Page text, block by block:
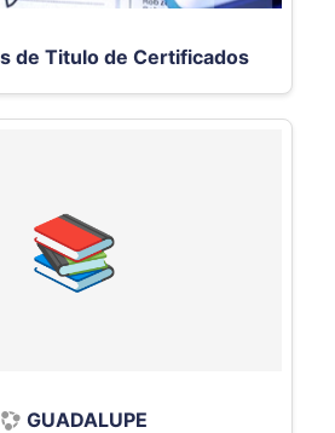
de Titulo de Certificados
GUADALUPE